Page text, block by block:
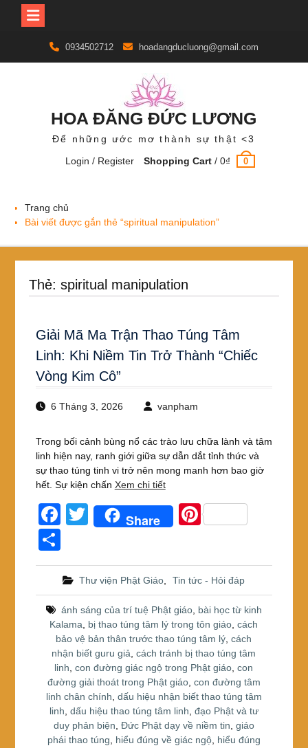
content
0934502712 hoadangducluong@gmail.com
HOA ĐĂNG ĐỨC LƯƠNG
Để những ước mơ thành sự thật <3
Login / Register
Shopping Cart /0₫ 0
Trang chủ
Bài viết được gắn thẻ “spiritual manipulation”
Thẻ: spiritual manipulation
Giải Mã Ma Trận Thao Túng Tâm
Linh: Khi Niềm Tin Trở Thành “Chiếc
Vòng Kim Cô”
6 Tháng 3, 2026 vanpham
Trong bối cảnh bùng nổ các trào lưu chữa lành và tâm
linh hiện nay, ranh giới giữa sự dẫn dắt tỉnh thức và
sự thao túng tinh vi trở nên mong manh hơn bao giờ
hết. Sự kiện chấn Xem chi tiết
F
a
c
e
b
o
o
k
T
er
Share
Pi
e
st
h
ar
e
Thư viện Phật Giáo Tin tức - Hỏi đáp
ánh sáng của trí tuệ Phật giáo, bài học từ kinh
Kalama
bị thao túng tâm lý trong tôn giáo ,cách
bảo vệ bản thân trước thao túng tâm lý ,cách
nhận biết guru giả ,cách tránh bị thao túng tâm
linh ,con đường giác ngộ trong Phật giáo ,con
đường giải thoát trong Phật giáo, con đường tâm
linh chân chính dấu hiệu nhận biết thao túng tâm
linh dấu hiệu thao túng tâm linh đạo Phật và tư
duy phản biện Đức Phật dạy về niềm tin giáo
phái thao túng
hiểu đúng về giác ngộ, hiểu đúng